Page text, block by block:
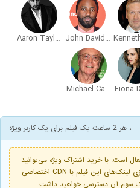
John David Washington
Aaron Taylor-Johnson
Fiona
Michael Caine
، هر 2 ساعت یک فیلم برای یک کاربر ویژه
است. با خرید اشتراک ویژه می‌توانید
هر 2 ساعت یک‌بار درخواست همگام‌سازی لینک‌های این فیلم با CDN اختصاصی
سوم آن دسترسی خواهید داشت